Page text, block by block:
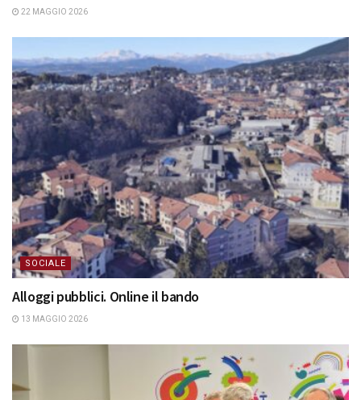
22 MAGGIO 2026
SOCIALE
Alloggi pubblici. Online il bando
13 MAGGIO 2026